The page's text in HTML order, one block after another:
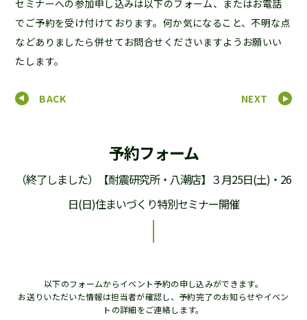
セミナーへの参加申し込みは以下のフォーム、またはお電話
でご予約を受け付けております。何か気になること、不明な点
などありましたら併せてお問合せくださいますようお願いい
たします。
BACK NEXT
予約フォーム
（終了しました）【耐震研究所・八潮店】３月25日(土)・26
日(日)住まいづくり特別セミナー開催
以下のフォームからイベント予約の申し込みができます。
お送りいただいた情報は担当者が確認し、予約完了のお知らせやイベン
トの詳細をご連絡します。